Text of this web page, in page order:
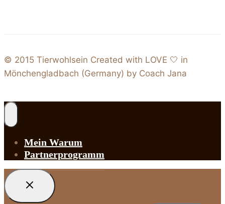
© 2015 Tierwohlsein Created with LOVE 🤍 in
Mönchengladbach (Germany) by Coach Jana
Mein Warum
Partnerprogramm